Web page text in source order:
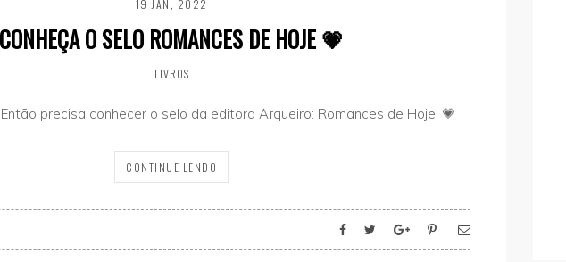
19 JAN, 2022
CONHEÇA O SELO ROMANCES DE HOJE 💗
LIVROS
precisa conhecer o selo da editora Arqueiro: Romances de Hoje! 💗
CONTINUE LENDO